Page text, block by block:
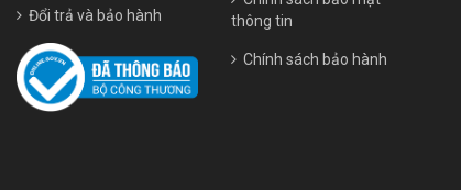
Đổi trả và bảo hành
thông tin
Chính sách bảo hành